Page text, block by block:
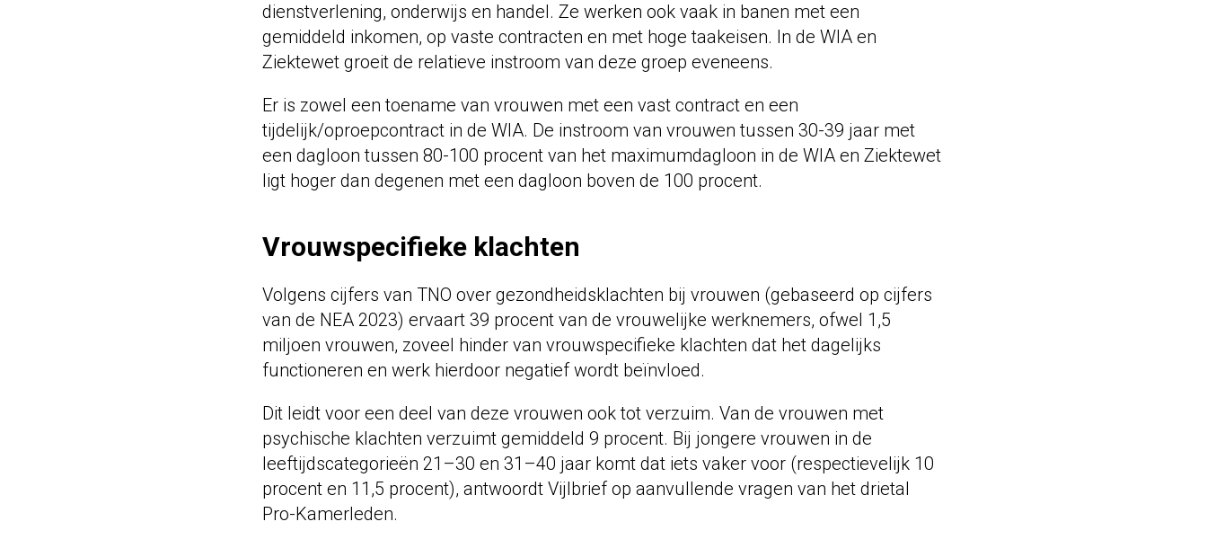
dienstverlening, onderwijs en handel. Ze werken ook vaak in banen met een
gemiddeld inkomen, op vaste contracten en met hoge taakeisen. In de WIA en
Ziektewet groeit de relatieve instroom van deze groep eveneens.
Er is zowel een toename van vrouwen met een vast contract en een
tijdelijk/oproepcontract in de WIA. De instroom van vrouwen tussen 30-39 jaar met
een dagloon tussen 80-100 procent van het maximumdagloon in de WIA en Ziektewet
ligt hoger dan degenen met een dagloon boven de 100 procent.
Vrouwspecifieke klachten
Volgens cijfers van TNO over gezondheidsklachten bij vrouwen (gebaseerd op cijfers
van de NEA 2023) ervaart 39 procent van de vrouwelijke werknemers, ofwel 1,5
miljoen vrouwen, zoveel hinder van vrouwspecifieke klachten dat het dagelijks
functioneren en werk hierdoor negatief wordt beïnvloed.
Dit leidt voor een deel van deze vrouwen ook tot verzuim. Van de vrouwen met
psychische klachten verzuimt gemiddeld 9 procent. Bij jongere vrouwen in de
leeftijdscategorieën 21–30 en 31–40 jaar komt dat iets vaker voor (respectievelijk 10
procent en 11,5 procent), antwoordt Vijlbrief op aanvullende vragen van het drietal
Pro-Kamerleden.